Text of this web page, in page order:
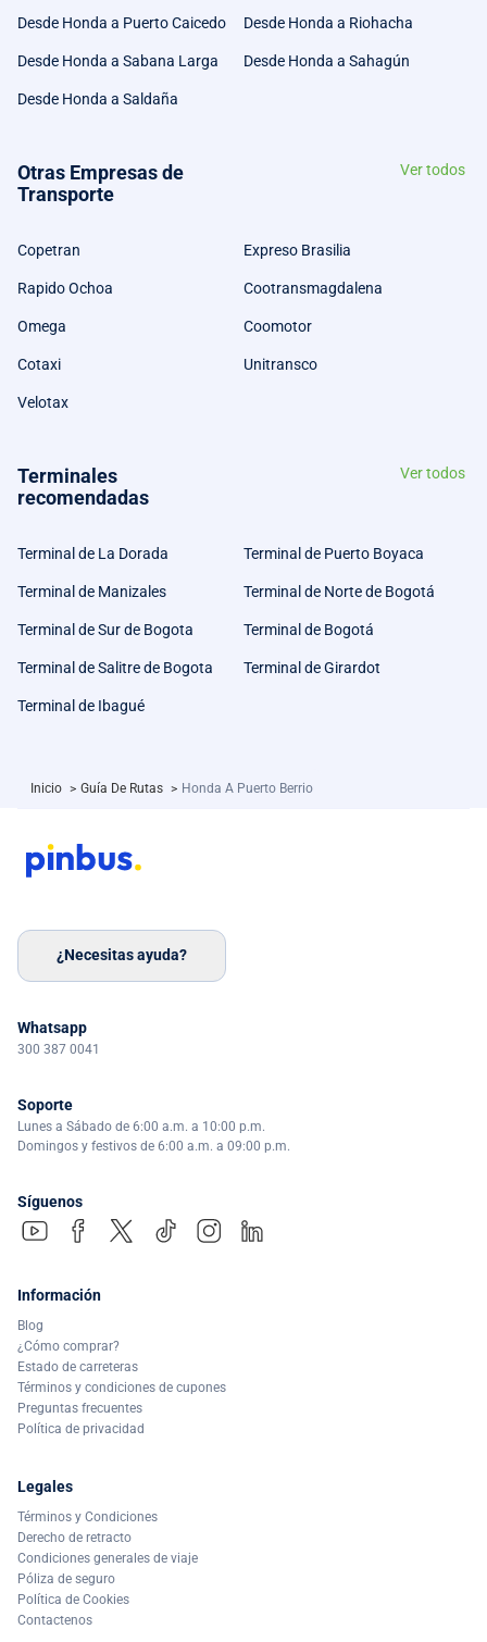
Desde Honda a Puerto Caicedo Desde Honda a Riohacha
Desde Honda a Sabana Larga Desde Honda a Sahagún
Desde Honda a Saldaña
Otras Empresas de
Transporte
Ver todos
Copetran Expreso Brasilia
Rapido Ochoa Cootransmagdalena
Omega Coomotor
Cotaxi Unitransco
Velotax
Terminales
recomendadas
Ver todos
Terminal de La Dorada Terminal de Puerto Boyaca
Terminal de Manizales Terminal de Norte de Bogotá
Terminal de Sur de Bogota Terminal de Bogotá
Terminal de Salitre de Bogota Terminal de Girardot
Terminal de Ibagué
Inicio > Guía De Rutas > Honda A Puerto Berrio
¿Necesitas ayuda?
Whatsapp
300 387 0041
Soporte
Lunes a Sábado de 6:00 a.m. a 10:00 p.m.
Domingos y festivos de 6:00 a.m. a 09:00 p.m.
Síguenos
Información
Blog
¿Cómo comprar?
Estado de carreteras
Términos y condiciones de cupones
Preguntas frecuentes
Política de privacidad
Legales
Términos y Condiciones
Derecho de retracto
Condiciones generales de viaje
Póliza de seguro
Política de Cookies
Contactenos